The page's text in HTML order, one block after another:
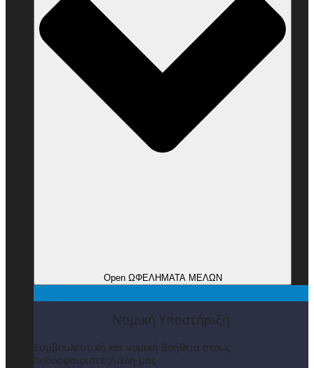
Open ΩΦΕΛΗΜΑΤΑ ΜΕΛΩΝ
Νομική Υποστήριξη
Συμβουλευτική και νομική βοήθεια στους
ποδοσφαιριστές/μέλη μας